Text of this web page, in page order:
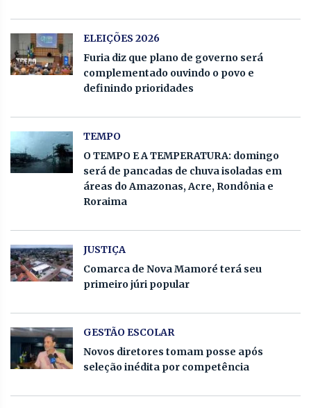
ELEIÇÕES 2026
Furia diz que plano de governo será
complementado ouvindo o povo e
definindo prioridades
TEMPO
O TEMPO E A TEMPERATURA: domingo
será de pancadas de chuva isoladas em
áreas do Amazonas, Acre, Rondônia e
Roraima
JUSTIÇA
Comarca de Nova Mamoré terá seu
primeiro júri popular
GESTÃO ESCOLAR
Novos diretores tomam posse após
seleção inédita por competência